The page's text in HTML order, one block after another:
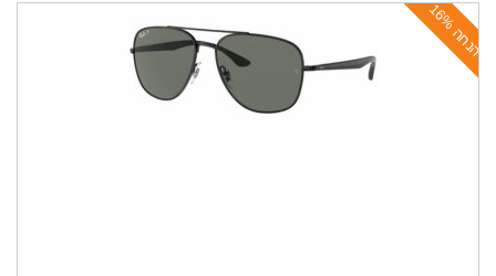
ה
נ
ח
ה
1
6